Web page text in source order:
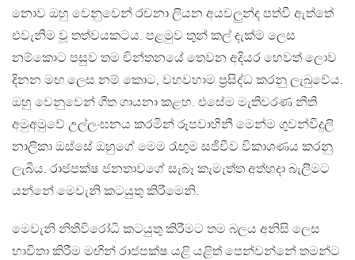
නොව ඔහු වෙනුවෙන් රචනා ලියන අයවලුන්ද පත්වී ඇත්තේ
එවැනිම වූ තත්වයකටය. පළමුව තුන් කල් දැක්ම ලෙස
නම්කොට පසුව තම චින්තනයේ තෙවන අදියර හෙවත් ලොව
දිනන මඟ ලෙස නම් කොට, වහවහාම ප්‍රසිද්ධ කරනු ලැබුවේය.
ඔහු වෙනුවෙන් ගීත ගායනා කළහ. එසේම මැතිවරණ නීති
අමුඅමුවේ උල්ලංඝනය කරමින් රූපවාහිනී මෙන්ම ගුවන්විදුලි
නාලිකා ඔස්සේ ඔහුගේ මෙම රැඟුම සජිවීව විකාශණය කරනු
ලැබීය. රාජපක්ෂ ජනතාවගේ සැබෑ කැමැත්ත අත්හදා බැලීමට
යන්නේ මෙවැනි කටයුතු කිරීමෙනි.
මෙවැනි නිතීවිරෝධි කටයුතු කිරීමට තම බලය අනිසි ලෙස
භාවිතා කිරීම මඟින් රාජපක්ෂ යළි යළිත් පෙන්වන්නේ තමන්ට